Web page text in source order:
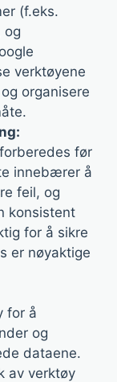
(f.eks.
og
verktøyene
organisere
før
innebærer å
feil, og
konsistent
for å sikre
er nøyaktige
for å
og
dataene.
av verktøy